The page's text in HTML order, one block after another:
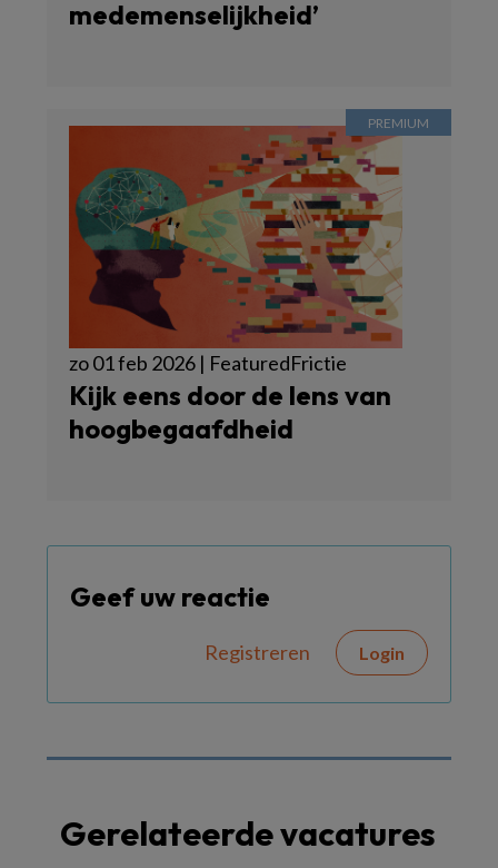
medemenselijkheid’
zo 01 feb 2026 | FeaturedFrictie
Kijk eens door de lens van
hoogbegaafdheid
Geef uw reactie
Registreren Login
Gerelateerde vacatures